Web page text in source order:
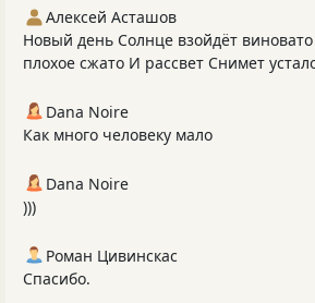
Алексей Асташов
Новый день Солнце взойдёт
плохое сжато И рассвет Снимет
Dana Noire
Как много человеку мало
Dana Noire
)))
Роман Цивинскас
Спасибо.